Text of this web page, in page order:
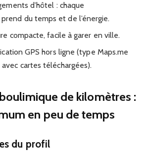
d’hôtel : chaque
du temps et de l’énergie.
compacte, facile à garer en ville.
GPS hors ligne (type Maps.me
cartes téléchargées).
de kilomètres :
en peu de temps
du profil